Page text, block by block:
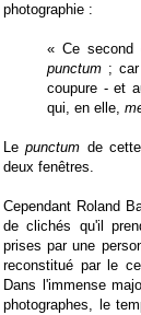
photographie :
« Ce second
punctum ; car
coupure - et
qui, en elle,
Lepunctum de
deux fenêtres.
Cependant Roland
de clichés qu'il
prises par une
reconstitué par le
Dans l'immense
photographes, le